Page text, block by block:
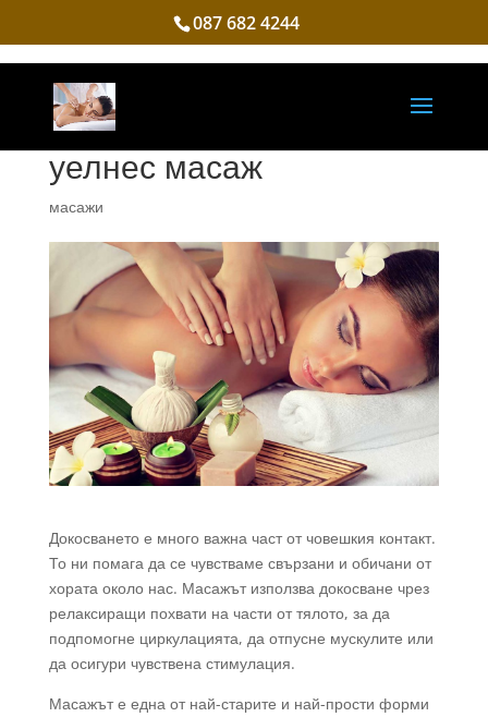
087 682 4244
уелнес масаж
масажи
Докосването е много важна част от човешкия контакт.
То ни помага да се чувстваме свързани и обичани от
хората около нас. Масажът използва докосване чрез
релаксиращи похвати на части от тялото, за да
подпомогне циркулацията, да отпусне мускулите или
да осигури чувствена стимулация.
Масажът е една от най-старите и най-прости форми